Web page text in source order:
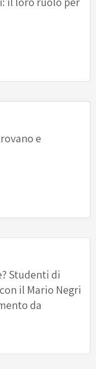
e
Studenti di
il Mario Negri
da